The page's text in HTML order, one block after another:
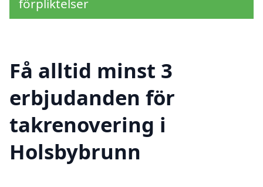
förpliktelser
Få alltid minst 3
erbjudanden för
takrenovering i
Holsbybrunn